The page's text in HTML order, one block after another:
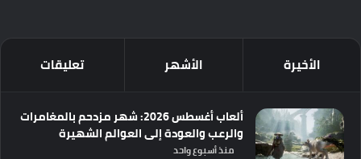
الأخيرة الأشهر تعليقات
ألعاب أغسطس 2026: شهر مزدحم بالمغامرات
والرعب والعودة إلى العوالم الشهيرة
منذ أسبوع واحد